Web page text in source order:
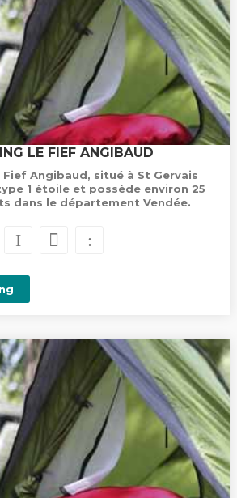
LE FIEF ANGIBAUD
Fief Angibaud, situé à St Gervais
1 étoile et possède environ 25
dans le département Vendée.